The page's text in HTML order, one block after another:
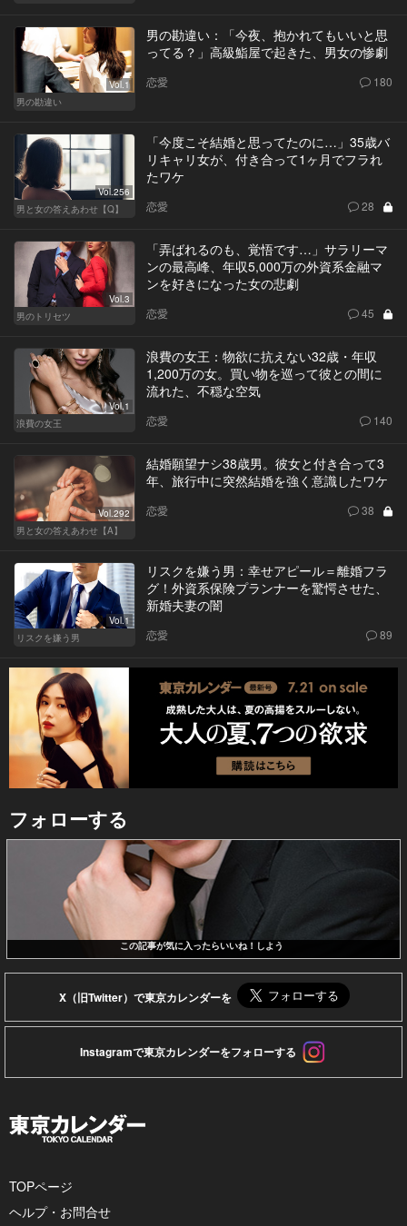
Vol.1
男の勘違い
男の勘違い：「今夜、抱かれてもいいと思
ってる？」高級鮨屋で起きた、男女の惨劇
恋愛 180
Vol.256
男と女の答えあわせ【Q】
「今度こそ結婚と思ってたのに…」35歳バ
リキャリ女が、付き合って1ヶ月でフラれ
たワケ
恋愛 28
Vol.3
男のトリセツ
「弄ばれるのも、覚悟です…」サラリーマ
ンの最高峰、年収5,000万の外資系金融マ
ンを好きになった女の悲劇
恋愛 45
Vol.1
浪費の女王
浪費の女王：物欲に抗えない32歳・年収
1,200万の女。買い物を巡って彼との間に
流れた、不穏な空気
恋愛 140
Vol.292
男と女の答えあわせ【A】
結婚願望ナシ38歳男。彼女と付き合って3
年、旅行中に突然結婚を強く意識したワケ
恋愛 38
Vol.1
リスクを嫌う男
リスクを嫌う男：幸せアピール＝離婚フラ
グ！外資系保険プランナーを驚愕させた、
新婚夫妻の闇
恋愛 89
フォローする
この記事が気に入ったらいいね！しよう
X（旧Twitter）で東京カレンダーを
Instagramで東京カレンダーをフォローする
TOPページ
ヘルプ・お問合せ